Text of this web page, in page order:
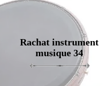
Rachat instrument
musique 34